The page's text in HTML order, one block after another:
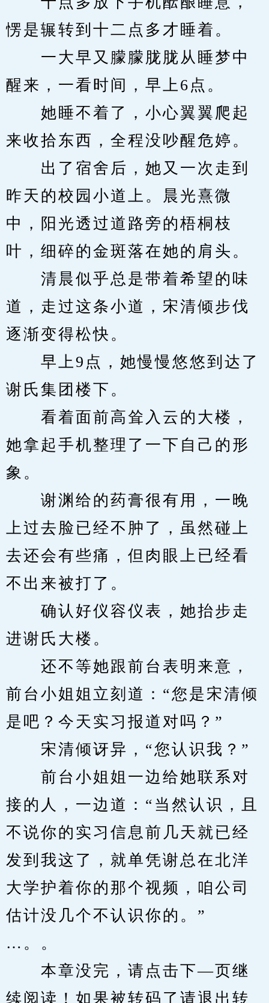
愣是辗转到十二点多才睡着。
一大早又朦朦胧胧从睡梦中
醒来，一看时间，早上6点。
她睡不着了，小心翼翼爬起
来收拾东西，全程没吵醒危婷。
出了宿舍后，她又一次走到
昨天的校园小道上。晨光熹微
中，阳光透过道路旁的梧桐枝
叶，细碎的金斑落在她的肩头。
清晨似乎总是带着希望的味
道，走过这条小道，宋清倾步伐
逐渐变得松快。
早上9点，她慢慢悠悠到达了
谢氏集团楼下。
看着面前高耸入云的大楼，
她拿起手机整理了一下自己的形
象。
谢渊给的药膏很有用，一晚
上过去脸已经不肿了，虽然碰上
去还会有些痛，但肉眼上已经看
不出来被打了。
确认好仪容仪表，她抬步走
进谢氏大楼。
还不等她跟前台表明来意，
前台小姐姐立刻道：“您是宋清倾
是吧？今天实习报道对吗？”
宋清倾讶异，“您认识我？”
前台小姐姐一边给她联系对
接的人，一边道：“当然认识，且
不说你的实习信息前几天就已经
发到我这了，就单凭谢总在北洋
大学护着你的那个视频，咱公司
估计没几个不认识你的。”
…。。
本章没完，请点击下—页继
续阅读！如果被转码了请退出转